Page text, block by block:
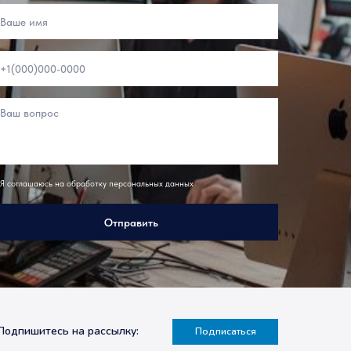
Я соглашаюсь на обработку персональных данных
Отправить
на рассылку: Подписаться